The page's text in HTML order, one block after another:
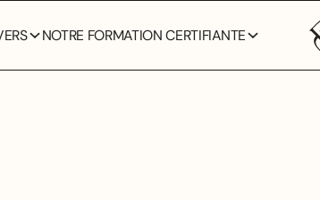
NOTRE FORMATION CERTIFIANTE